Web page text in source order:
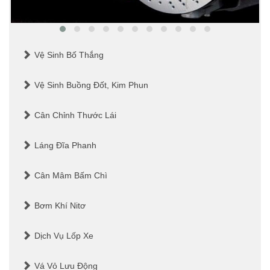
Vệ Sinh Bố Thắng
Vệ Sinh Buồng Đốt, Kim Phun
Cân Chỉnh Thước Lái
Láng Đĩa Phanh
Cân Mâm Bấm Chì
Bơm Khí Nitơ
Dịch Vụ Lốp Xe
Vá Vỏ Lưu Động